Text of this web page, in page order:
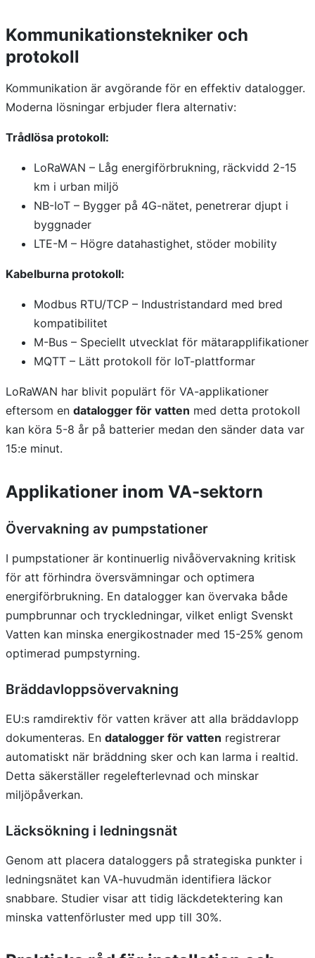
Kommunikationstekniker och
protokoll
Kommunikation är avgörande för en effektiv datalogger.
Moderna lösningar erbjuder flera alternativ:
Trådlösa protokoll:
LoRaWAN – Låg energiförbrukning, räckvidd 2-15
km i urban miljö
NB-IoT – Bygger på 4G-nätet, penetrerar djupt i
byggnader
LTE-M – Högre datahastighet, stöder mobility
Kabelburna protokoll:
Modbus RTU/TCP – Industristandard med bred
kompatibilitet
M-Bus – Speciellt utvecklat för mätarapplifikationer
MQTT – Lätt protokoll för IoT-plattformar
LoRaWAN har blivit populärt för VA-applikationer
eftersom en datalogger för vatten med detta protokoll
kan köra 5-8 år på batterier medan den sänder data var
15:e minut.
Applikationer inom VA-sektorn
Övervakning av pumpstationer
I pumpstationer är kontinuerlig nivåövervakning kritisk
för att förhindra översvämningar och optimera
energiförbrukning. En datalogger kan övervaka både
pumpbrunnar och tryckledningar, vilket enligt Svenskt
Vatten kan minska energikostnader med 15-25% genom
optimerad pumpstyrning.
Bräddavloppsövervakning
EU:s ramdirektiv för vatten kräver att alla bräddavlopp
dokumenteras. En datalogger för vatten registrerar
automatiskt när bräddning sker och kan larma i realtid.
Detta säkerställer regelefterlevnad och minskar
miljöpåverkan.
Läcksökning i ledningsnät
Genom att placera dataloggers på strategiska punkter i
ledningsnätet kan VA-huvudmän identifiera läckor
snabbare. Studier visar att tidig läckdetektering kan
minska vattenförluster med upp till 30%.